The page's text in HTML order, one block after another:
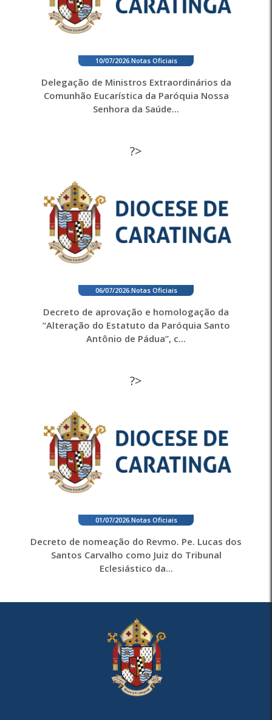
10/07/2026. Notas Oficiais
Delegação de Ministros Extraordinários da
Comunhão Eucarística da Paróquia Nossa
Senhora da Saúde...
?>
06/07/2026. Notas Oficiais
Decreto de aprovação e homologação da
“Alteração do Estatuto da Paróquia Santo
Antônio de Pádua”, c...
?>
01/07/2026. Notas Oficiais
Decreto de nomeação do Revmo. Pe. Lucas dos
Santos Carvalho como Juiz do Tribunal
Eclesiástico da...